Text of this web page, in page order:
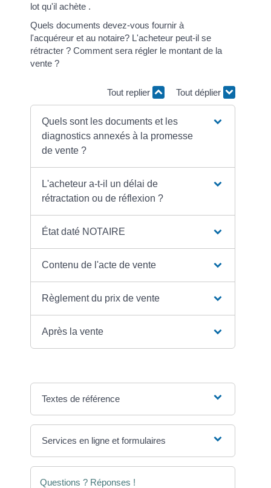
lot qu'il achète .
Quels documents devez-vous fournir à
l'acquéreur et au notaire? L'acheteur peut-il se
rétracter ? Comment sera régler le montant de la
vente ?
Tout replier Tout déplier
Quels sont les documents et les
diagnostics annexés à la promesse
de vente ?
L'acheteur a-t-il un délai de
rétractation ou de réflexion ?
État daté NOTAIRE
Contenu de l'acte de vente
Règlement du prix de vente
Après la vente
Textes de référence
Services en ligne et formulaires
Questions ? Réponses !